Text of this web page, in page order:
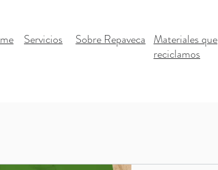
Servicios Sobre Repaveca Materiales que
reciclamos